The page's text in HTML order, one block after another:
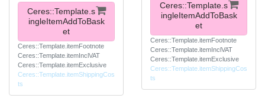
Ceres::Template.s
ingleItemAddToBask
et
Ceres::Template.itemFootnote
Ceres::Template.itemInclVAT
Ceres::Template.itemExclusive
Ceres::Template.itemShippingCos
ts
Ceres::Template.s
ingleItemAddToBask
et
Ceres::Template.itemFootnote
Ceres::Template.itemInclVAT
Ceres::Template.itemExclusive
Ceres::Template.itemShippingCos
ts